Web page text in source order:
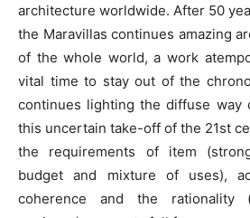
architecture worldwide. After 50
the Maravillas continues amazing
of the whole world, a work
vital time to stay out of the
continues lighting the diffuse way
this uncertain take-off of the 21st
the requirements of item
budget and mixture of uses),
coherence and the